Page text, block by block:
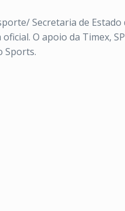
Secretaria de Estado
O apoio da Timex,
Sports.